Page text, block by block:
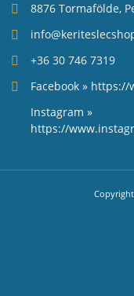
8876 Tormafölde,
+36 30 746 7319
Facebook »
Instagram »
https://